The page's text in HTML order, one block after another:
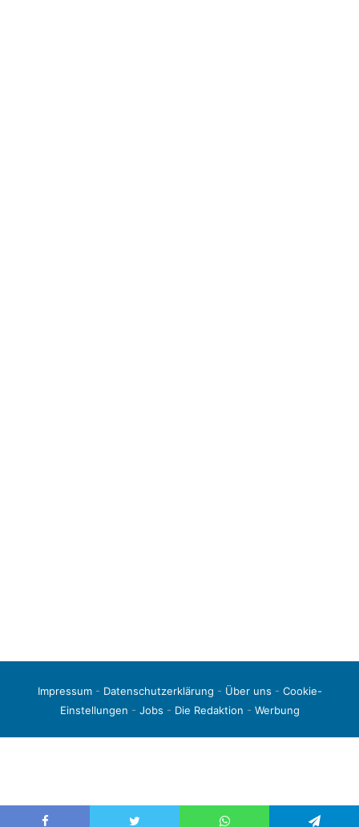
Impressum- Datenschutzerklärung - Über uns - Cookie-
Einstellungen - Jobs - Die Redaktion - Werbung